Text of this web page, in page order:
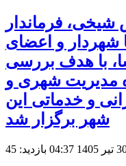
فرماندار
شهردار و اعضای
با هدف بررسی
مدیریت شهری و
و خدماتی این
شهر برگزار شد
بازدید: 45